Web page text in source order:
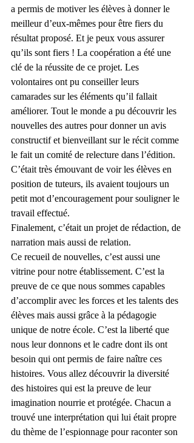
a permis de motiver les élèves à donner le
meilleur d’eux-mêmes pour être fiers du
résultat proposé. Et je peux vous assurer
qu’ils sont fiers ! La coopération a été une
clé de la réussite de ce projet. Les
volontaires ont pu conseiller leurs
camarades sur les éléments qu’il fallait
améliorer. Tout le monde a pu découvrir les
nouvelles des autres pour donner un avis
constructif et bienveillant sur le récit comme
le fait un comité de relecture dans l’édition.
C’était très émouvant de voir les élèves en
position de tuteurs, ils avaient toujours un
petit mot d’encouragement pour souligner le
travail effectué.
Finalement, c’était un projet de rédaction, de
narration mais aussi de relation.
Ce recueil de nouvelles, c’est aussi une
vitrine pour notre établissement. C’est la
preuve de ce que nous sommes capables
d’accomplir avec les forces et les talents des
élèves mais aussi grâce à la pédagogie
unique de notre école. C’est la liberté que
nous leur donnons et le cadre dont ils ont
besoin qui ont permis de faire naître ces
histoires. Vous allez découvrir la diversité
des histoires qui est la preuve de leur
imagination nourrie et protégée. Chacun a
trouvé une interprétation qui lui était propre
du thème de l’espionnage pour raconter son